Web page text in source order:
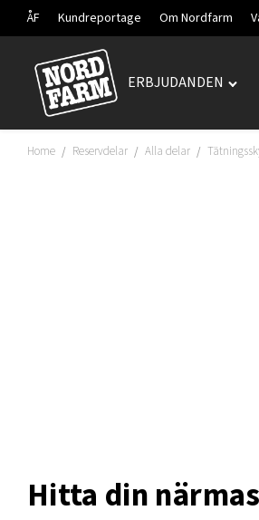
ÅF Kundreportage Om Nordfarm
Hoppa
innehåll
ERBJUDANDEN
Toggle
menu
Home / Reservdelar / Alla delar /
Hitta din